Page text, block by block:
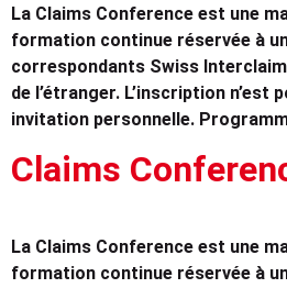
La Claims Conference est une
formation continue réservée à
correspondants Swiss
de l’étranger. L’inscription n’est
invitation personnelle.
Claims
La Claims Conference est une
formation continue réservée à